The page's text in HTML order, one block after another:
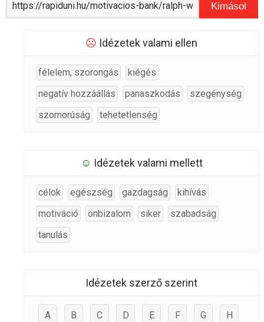
Kimásol
☹ Idézetek valami ellen
félelem, szorongás
kiégés
negatív hozzáállás
panaszkodás
szegénység
szomorúság
tehetetlenség
☺ Idézetek valami mellett
célok egészség gazdagság
kihívás
motiváció
önbizalom siker
szabadság
tanulás
Idézetek szerző szerint
A B C D E F G H